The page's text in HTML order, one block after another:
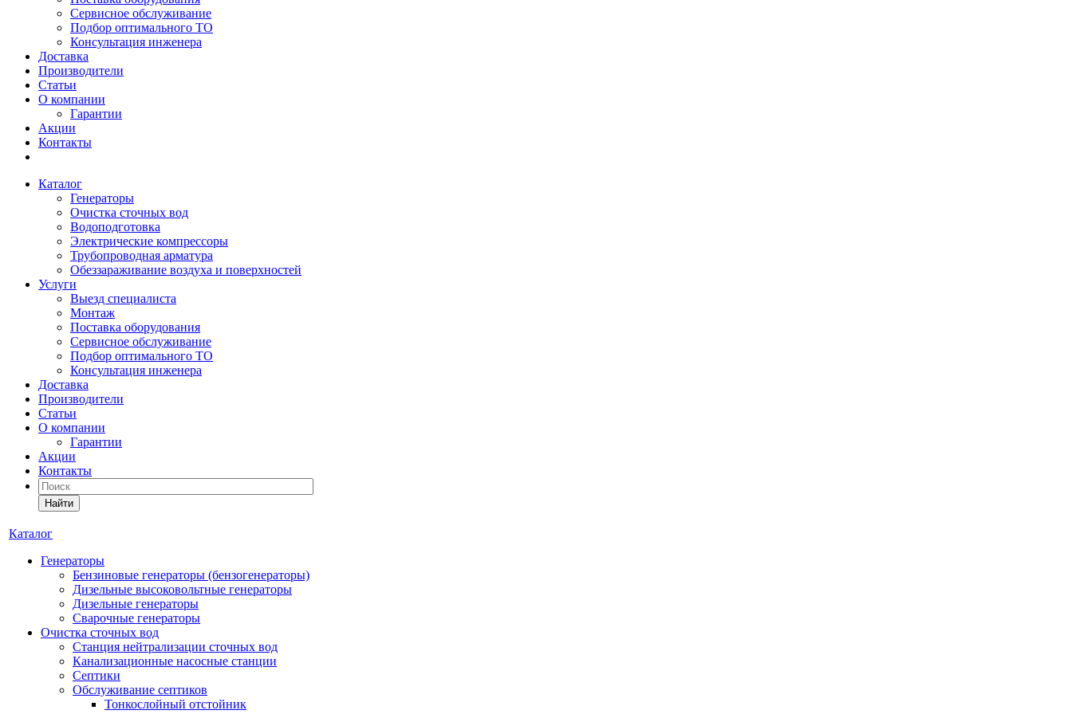
Сервисное обслуживание
Подбор оптимального ТО
Консультация инженера
Доставка
Производители
Статьи
О компании
Гарантии
Акции
Контакты
Каталог
Генераторы
Очистка сточных вод
Водоподготовка
Электрические компрессоры
Трубопроводная арматура
Обеззараживание воздуха и поверхностей
Услуги
Выезд специалиста
Монтаж
Поставка оборудования
Сервисное обслуживание
Подбор оптимального ТО
Консультация инженера
Доставка
Производители
Статьи
О компании
Гарантии
Акции
Контакты
Найти
Каталог
Генераторы
Бензиновые генераторы (бензогенераторы)
Дизельные высоковольтные генераторы
Дизельные генераторы
Сварочные генераторы
Очистка сточных вод
Станция нейтрализации сточных вод
Канализационные насосные станции
Септики
Обслуживание септиков
Тонкослойный отстойник